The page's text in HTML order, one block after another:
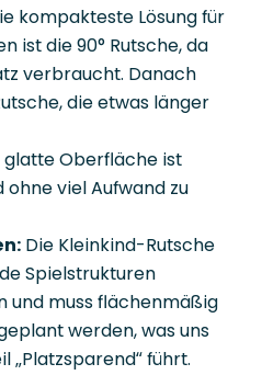
kompakteste Lösung für
ist die 90° Rutsche, da
verbraucht. Danach
die etwas länger
glatte Oberfläche ist
viel Aufwand zu
Die Kleinkind-Rutsche
Spielstrukturen
und muss flächenmäßig
werden, was uns
„Platzsparend“ führt.